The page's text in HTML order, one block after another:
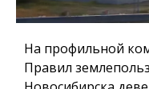
На профильной
Правил